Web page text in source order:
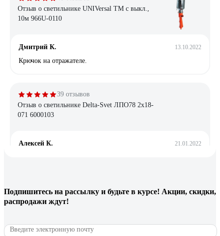
Отзыв о светильнике UNIVersal ТМ c выкл.,
10м 966U-0110
Дмитрий К. 13.10.2022
Крючок на отражателе.
39 отзывов
Отзыв о светильнике Delta-Svet ЛПО78 2х18-
071 6000103
Алексей К. 21.01.2022
светильнике нет.
6 отзывов
Подпишитесь на рассылку и будьте в курсе! Акции, скидки,
распродажи ждут!